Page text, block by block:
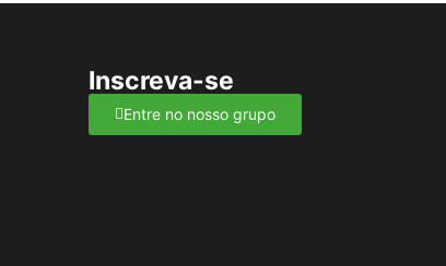
Inscreva-se
Entre no nosso grupo